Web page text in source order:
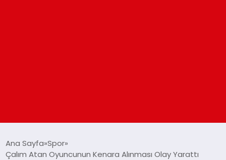
Ana Sayfa Spor
Çalım Atan Oyuncunun Kenara Alınması Olay Yarattı